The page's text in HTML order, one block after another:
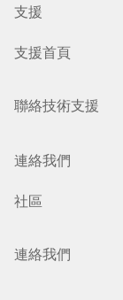
支援
支援首頁
聯絡技術支援
連絡我們
社區
連絡我們